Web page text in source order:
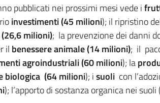
pubblicati nei prossimi mesi vede i
investimenti (45 milioni); il ripristino
milioni); la prevenzione dei danni
il benessere animale (14 milioni); il
agroindustriali (60 milioni); la
biologica (64 milioni); isuolicon
); l’apporto di sostanza organica nei suoli (